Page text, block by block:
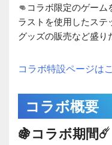
👊コラボ限定のゲー
ラストを使用したス
グッズの販売など盛り
コラボ特設ページは
コラボ概要
🍇コラボ期間☄️